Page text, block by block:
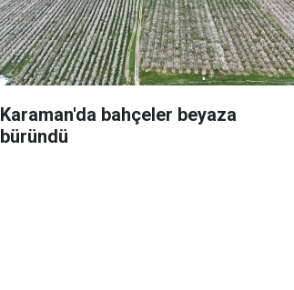
Karaman'da bahçeler beyaza
büründü